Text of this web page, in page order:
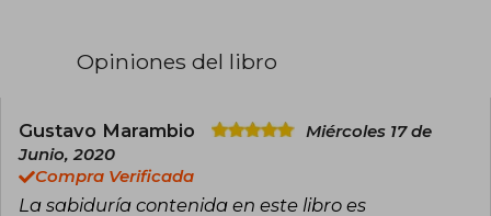
«Cor Unum». En 2010, fue creado cardenal por el
Congregación para el Culto Divino y la Disciplina
Entre sus obras más reconocidas se encuentran
Dios o nada (2015), La fuerza del silencio. Frente
Opiniones del libro
Gustavo Marambio
Miércoles 17 de
Junio, 2020
Compra Verificada
La sabiduría contenida en este libro es